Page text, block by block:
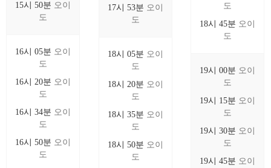
15시 50분 오이
도
16시 05분 오이
도
16시 20분 오이
도
16시 34분 오이
도
16시 50분 오이
도
17시 53분 오이
도
18시 05분 오이
도
18시 20분 오이
도
18시 35분 오이
도
18시 50분 오이
도
도
18시 45분 오이
도
19시 00분 오이
도
19시 15분 오이
도
19시 30분 오이
도
19시 45분 오이